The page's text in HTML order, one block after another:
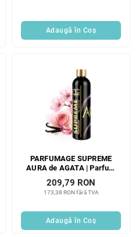
Adaugă în Coş
PARFUMAGE SUPREME
AURA de AGATA | Parfum
300 ml | 60 de spălări
173,38 RON fără TVA
209,79 RON
Adaugă în Coş